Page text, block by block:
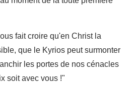
fait croire qu'en Christ la
que le Kyrios peut surmonter
les portes de nos cénacles
soit avec vous !"